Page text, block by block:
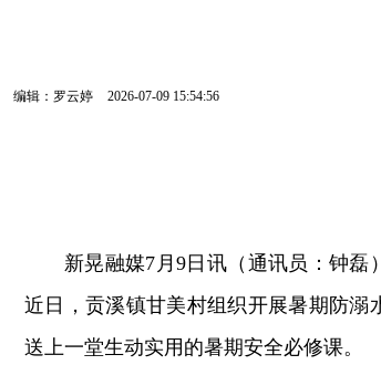
编辑：罗云婷 2026-07-09 15:54:56
新晃融媒7月9日讯（通讯员：钟磊
近日，贡溪镇甘美村组织开展暑期防溺
送上一堂生动实用的暑期安全必修课。